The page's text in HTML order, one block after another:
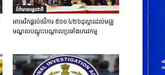
ព័ត៌មានអន្តរជាតិ
អាមេរិកផ្តល់ថវិការ ៥០១.៤២៦ដុល្លារដល់មជ្ឈ
មណ្ឌលបណ្តុះបណ្តាលប្រឆាំងភេរវកម្ម